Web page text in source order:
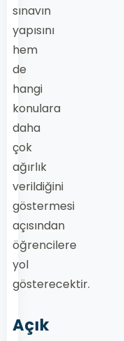
sınavın
yapısını
hem
de
hangi
konulara
daha
çok
ağırlık
verildiğini
göstermesi
açısından
öğrencilere
yol
gösterecektir.
Açık